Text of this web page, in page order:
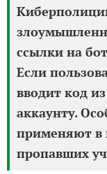
ссылки на
Если
вводит код
аккаунту.
применяют в
пропавших